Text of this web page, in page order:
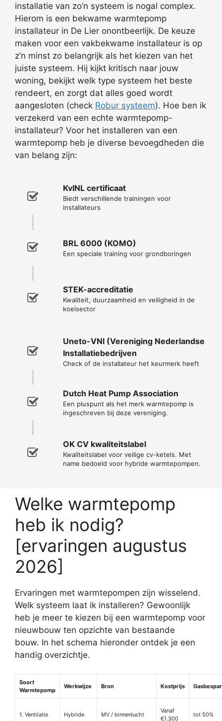
installatie van zo’n systeem is nogal complex.
Hierom is een bekwame warmtepomp
installateur in De Lier onontbeerlijk. De keuze
maken voor een vakbekwame installateur is op
z’n minst zo belangrijk als het kiezen van het
juiste systeem. Hij kijkt kritisch naar jouw
woning, bekijkt welk type systeem het beste
rendeert, en zorgt dat alles goed wordt
aangesloten (check Robur systeem). Hoe ben ik
verzekerd van een echte warmtepomp-
installateur? Voor het installeren van een
warmtepomp heb je diverse bevoegdheden die
van belang zijn:
KvINL certificaat
Biedt verschillende trainingen voor
installateurs
BRL 6000 (KOMO)
Een speciale training voor grondboringen
STEK-accreditatie
Kwaliteit, duurzaamheid en veiligheid in de
koelsector
Uneto-VNI (Vereniging Nederlandse
Installatiebedrijven
Check of de installateur het keurmerk heeft
Dutch Heat Pump Association
Een pluspunt als het merk warmtepomp is
ingeschreven bij deze vereniging.
OK CV kwaliteitslabel
Kwaliteitslabel voor veilige cv-ketels. Met
name bedoeld voor hybride warmtepompen.
Welke warmtepomp
heb ik nodig?
[ervaringen augustus
2026]
Ervaringen met warmtepompen zijn wisselend.
Welk systeem laat ik installeren? Gewoonlijk
heb je meer te kiezen bij een warmtepomp voor
nieuwbouw ten opzichte van bestaande
bouw. In het schema hieronder ontdek je een
handig overzichtje.
Soort
Warmtepomp
Werkwijze Bron Kostprijs
1. Ventilatie Hybride MV / binnenlucht
Vanaf
€1.300
tot 50%